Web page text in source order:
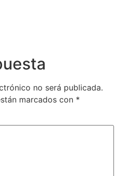
no será publicada.
marcados con *